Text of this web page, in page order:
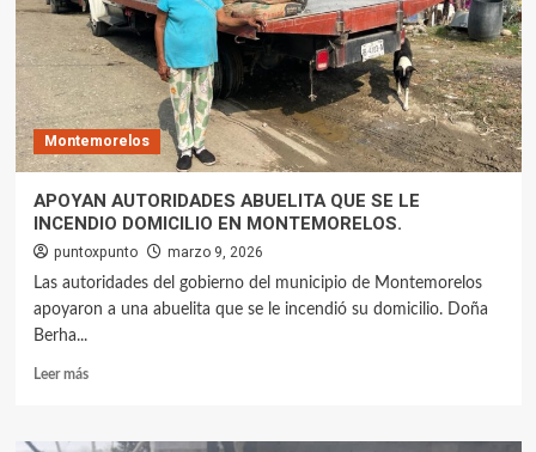
Montemorelos
APOYAN AUTORIDADES ABUELITA QUE SE LE
INCENDIO DOMICILIO EN MONTEMORELOS.
puntoxpunto marzo 9, 2026
Las autoridades del gobierno del municipio de Montemorelos
apoyaron a una abuelita que se le incendió su domicilio. Doña
Berha...
Leer más